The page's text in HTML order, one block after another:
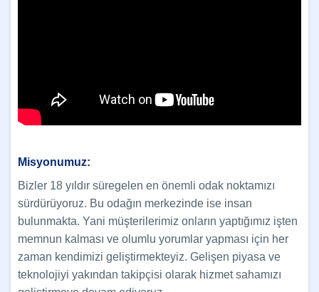
Misyonumuz:
Bizler 18 yıldır süregelen en önemli odak noktamızı
sürdürüyoruz. Bu odağın merkezinde ise insan
bulunmakta. Yani müşterilerimiz onların yaptığımız işten
memnun kalması ve olumlu yorumlar yapması için her
zaman kendimizi geliştirmekteyiz. Gelişen piyasa ve
teknolojiyi yakından takipçisi olarak hizmet sahamızı